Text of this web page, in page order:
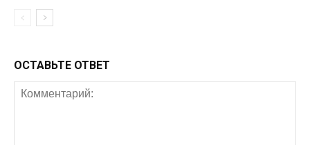
ОСТАВЬТЕ ОТВЕТ